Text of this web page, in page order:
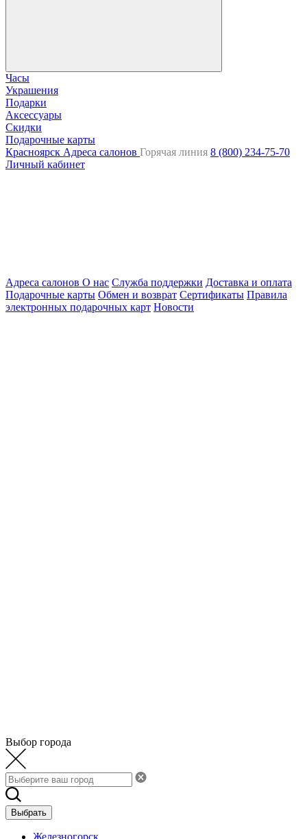
Часы
Украшения
Подарки
Аксессуары
Скидки
Подарочные карты
Красноярск Адреса салонов Горячая линия 8 (800) 234-75-70
Личный кабинет
Адреса салонов О нас Служба поддержки Доставка и оплата
Подарочные карты Обмен и возврат Сертификаты Правила
электронных подарочных карт Новости
Выбор города
Выбрать
Железногорск